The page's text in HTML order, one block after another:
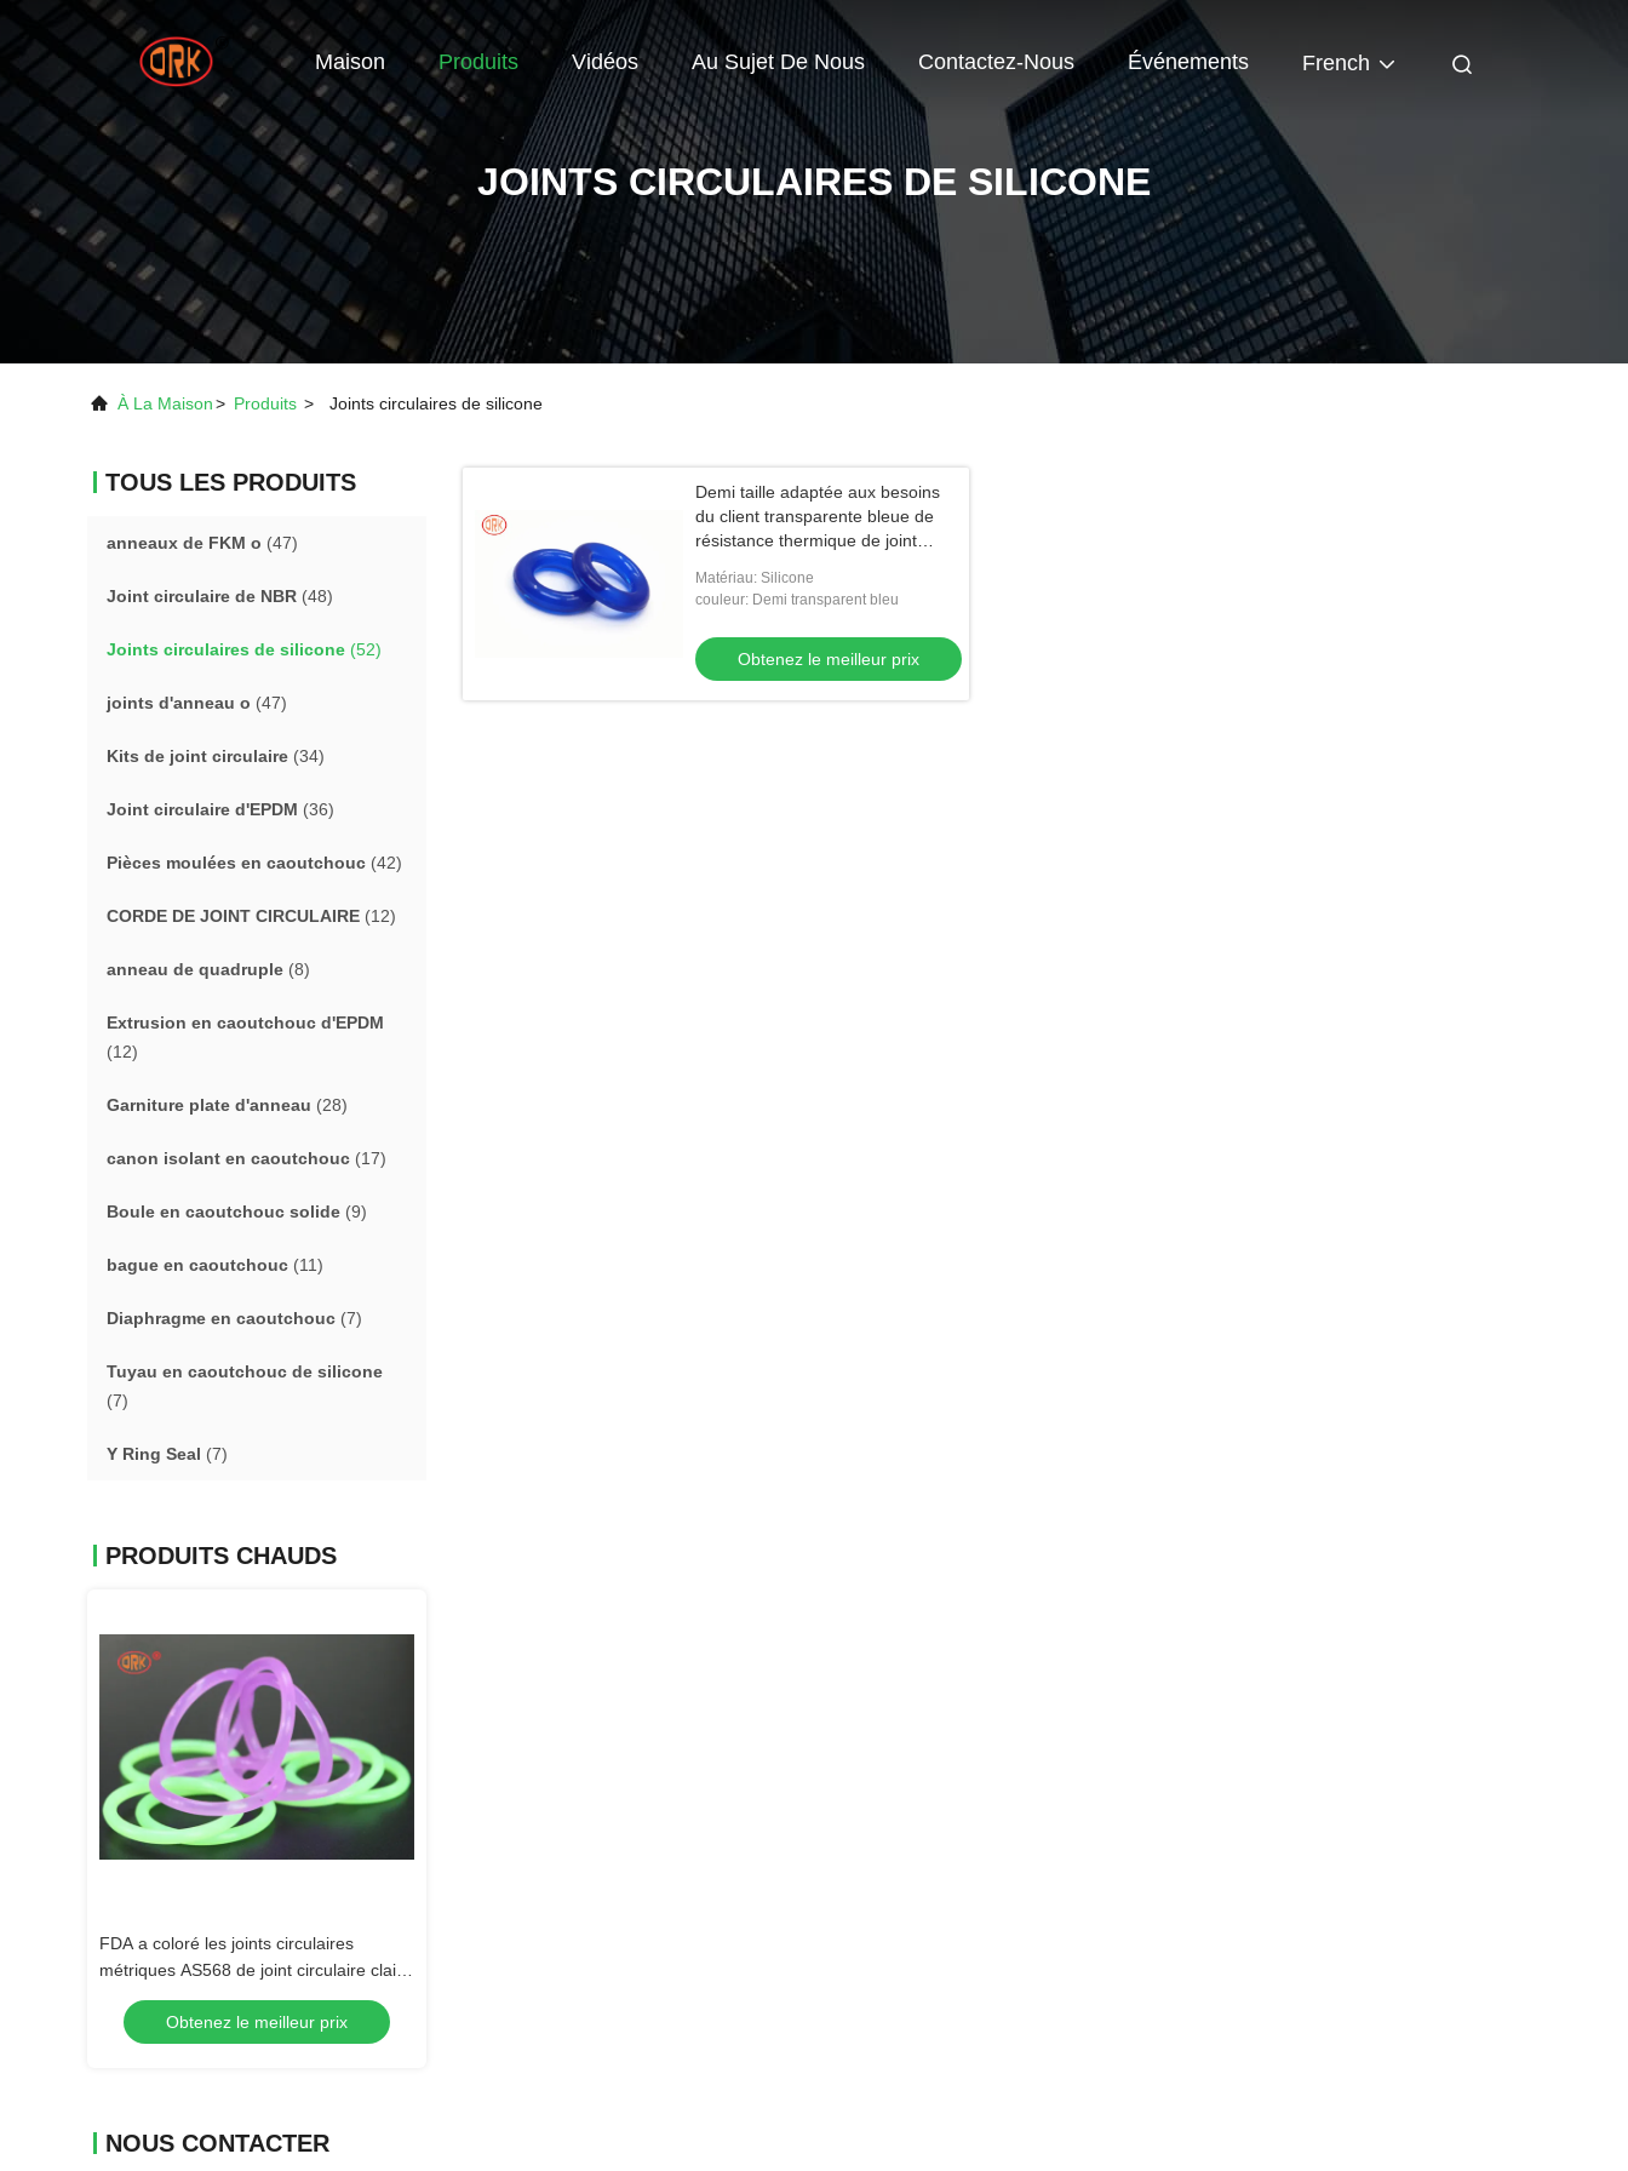
Maison Produits Vidéos Au Sujet De Nous Contactez-Nous Événements French
JOINTS CIRCULAIRES DE SILICONE
À La Maison> Produits > Joints circulaires de silicone
TOUS LES PRODUITS
anneaux de FKM o (47)
Joint circulaire de NBR (48)
Joints circulaires de silicone (52)
joints d'anneau o (47)
Kits de joint circulaire (34)
Joint circulaire d'EPDM (36)
Pièces moulées en caoutchouc (42)
CORDE DE JOINT CIRCULAIRE (12)
anneau de quadruple (8)
Extrusion en caoutchouc d'EPDM
(12)
Garniture plate d'anneau (28)
canon isolant en caoutchouc (17)
Boule en caoutchouc solide (9)
bague en caoutchouc (11)
Diaphragme en caoutchouc (7)
Tuyau en caoutchouc de silicone
(7)
Y Ring Seal (7)
PRODUITS CHAUDS
FDA a coloré les joints circulaires
métriques AS568 de joint circulaire clair
en caoutchouc de silicone standard
Obtenez le meilleur prix
NOUS CONTACTER
Demi taille adaptée aux besoins
du client transparente bleue de
résistance thermique de joint
Matériau: Silicone
couleur: Demi transparent bleu
Obtenez le meilleur prix